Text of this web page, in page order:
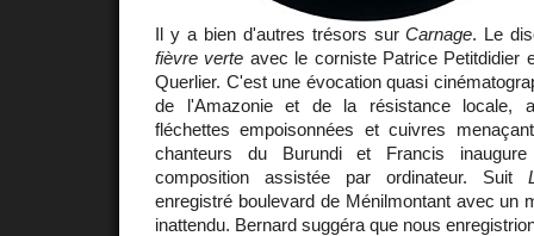
Il y a bien d'autres trésors surCarnage. Le
fièvre verte avec le corniste Patrice Petitdidier
Querlier. C'est une évocation quasi
de l'Amazonie et de la résistance locale,
fléchettes empoisonnées et cuivres
chanteurs du Burundi et Francis
composition assistée par ordinateur. Suit
enregistré boulevard de Ménilmontant avec un
inattendu. Bernard suggéra que nous